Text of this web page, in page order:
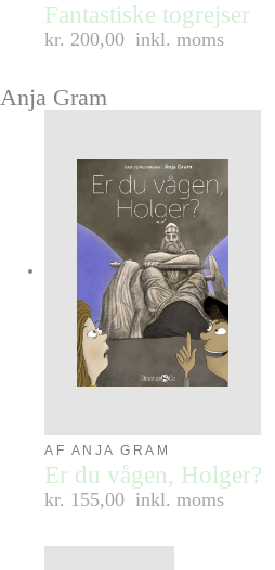
Fantastiske togrejser
kr. 200,00 inkl. moms
Anja Gram
AF ANJA GRAM
Er du vågen, Holger?
kr. 155,00 inkl. moms